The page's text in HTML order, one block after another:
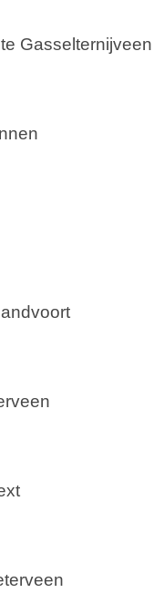
Gasselternijveen